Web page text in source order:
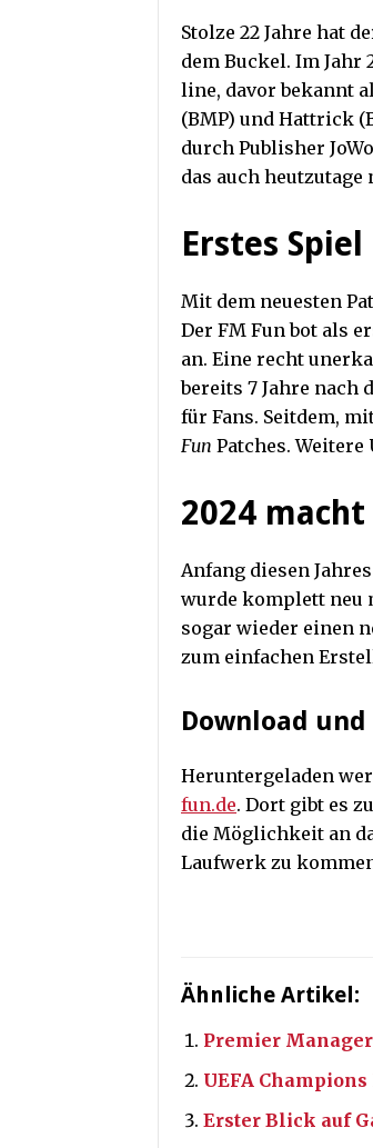
Stolze 22 Jahre hat
dem Buckel. Im
line, davor bekannt
(BMP) und Hattrick
durch Publisher
das auch heutzutage
Erstes
Mit dem neuesten
Der FM Fun bot als
an. Eine recht
bereits 7 Jahre nach
für Fans. Seitdem,
Fun Patches. Weitere
2024
Anfang diesen
wurde komplett neu
sogar wieder einen
zum einfachen
Download
Heruntergeladen
fun.de. Dort gibt es
die Möglichkeit an
Laufwerk zu
Ähnliche Artikel:
Premier Manager
UEFA Champions
Erster Blick auf